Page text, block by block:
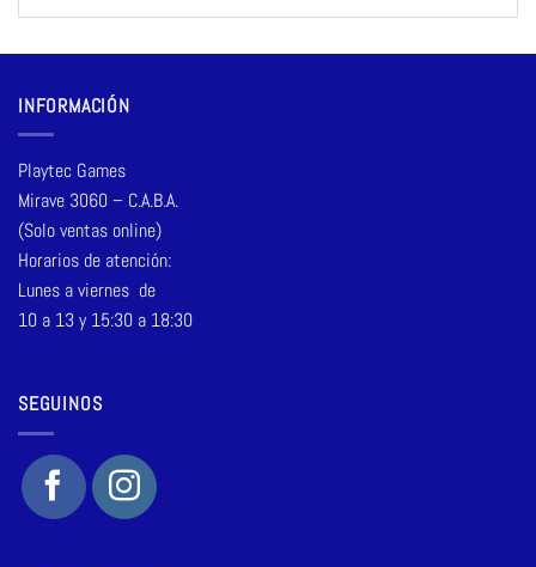
INFORMACIÓN
Playtec Games
Mirave 3060 – C.A.B.A.
(Solo ventas online)
Horarios de atención:
Lunes a viernes de
10 a 13 y 15:30 a 18:30
SEGUINOS